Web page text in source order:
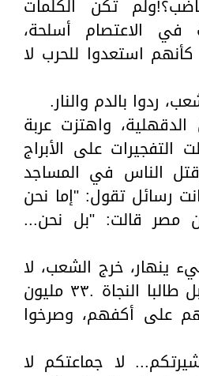
تكن الكلمات
الاعتصام أسلحة،
استعدوا للحرب لا
ردوا بالدم والنار.
واهتزت عربة
التفجيرات على الأبراج
الناس في المساجد
رسائل تقول: "إما نحن
مصر قالت: "بل نحن...
ينهار، خرج الشعب، لا
طامعا في سلطة بل طالبا النجاة .٣٣ مليون
على أكفهم، وصرخوا
لا جماعتكم لا